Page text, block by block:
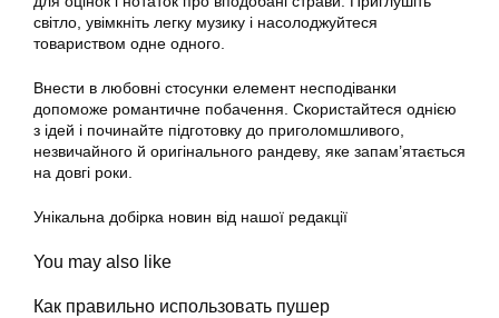
світло, увімкніть легку музику і насолоджуйтеся
товариством одне одного.
Внести в любовні стосунки елемент несподіванки
допоможе романтичне побачення. Скористайтеся однією
з ідей і починайте підготовку до приголомшливого,
незвичайного й оригінального рандеву, яке запам’ятається
на довгі роки.
Унікальна добірка новин від нашої редакції
You may also like
Как правильно использовать пушер